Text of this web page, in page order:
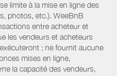
limite à la mise en ligne des
photos, etc.). WeeBnB
entre acheteur et
les vendeurs et acheteurs
; ne fournit aucune
mises en ligne,
la capacité des vendeurs,